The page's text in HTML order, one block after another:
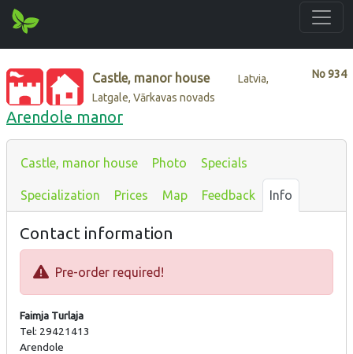
No934
Castle, manor house
Latvia,
Latgale, Vārkavas novads
Arendole manor
Castle, manor house Photo Specials
Specialization Prices Map Feedback Info
Contact information
Pre-order required!
Faimja Turlaja
Tel: 29421413
Arendole